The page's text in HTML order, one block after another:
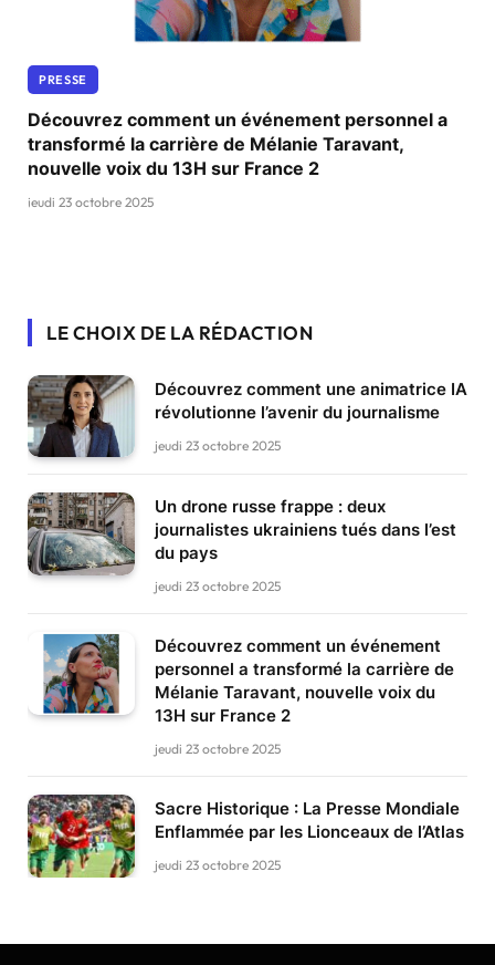
PRESSE
Découvrez comment un événement personnel a
transformé la carrière de Mélanie Taravant,
nouvelle voix du 13H sur France 2
jeudi 23 octobre 2025
LE CHOIX DE LA RÉDACTION
Découvrez comment une animatrice IA
révolutionne l’avenir du journalisme
jeudi 23 octobre 2025
Un drone russe frappe : deux
journalistes ukrainiens tués dans l’est
du pays
jeudi 23 octobre 2025
Découvrez comment un événement
personnel a transformé la carrière de
Mélanie Taravant, nouvelle voix du
13H sur France 2
jeudi 23 octobre 2025
Sacre Historique : La Presse Mondiale
Enflammée par les Lionceaux de l’Atlas
jeudi 23 octobre 2025